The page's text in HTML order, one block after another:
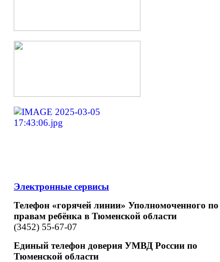
Электронные сервисы
Телефон «горячей линии» Уполномоченного по
правам ребёнка в Тюменской области
(3452) 55-67-07
Единый телефон доверия УМВД России по
Тюменской области